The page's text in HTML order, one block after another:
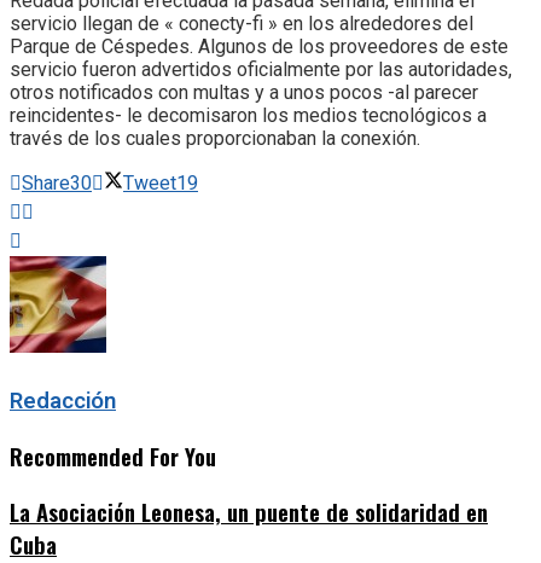
servicio llegan de « conecty-fi » en los alrededores del
Parque de Céspedes. Algunos de los proveedores de este
servicio fueron advertidos oficialmente por las autoridades,
otros notificados con multas y a unos pocos -al parecer
reincidentes- le decomisaron los medios tecnológicos a
través de los cuales proporcionaban la conexión.
Share30 Tweet19
Redacción
Recommended For You
La Asociación Leonesa, un puente de solidaridad en
Cuba